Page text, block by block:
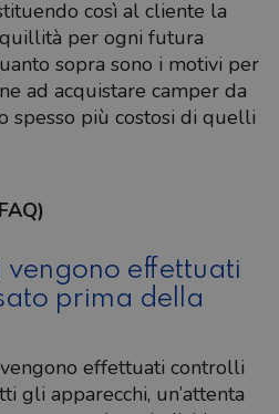
così al cliente la
per ogni futura
sopra sono i motivi per
ad acquistare camper da
spesso più costosi di quelli
vengono effettuati
prima della
effettuati controlli
gli apparecchi, un’attenta